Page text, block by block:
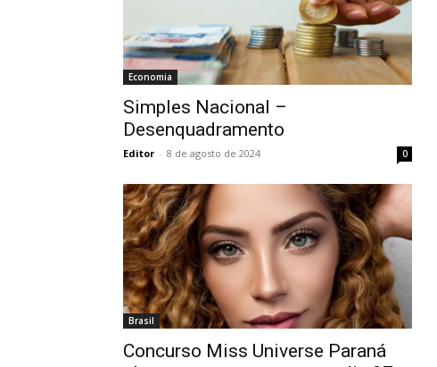
Economia
Simples Nacional –
Desenquadramento
Editor - 8 de agosto de 2024 0
Brasil
Concurso Miss Universe Paraná